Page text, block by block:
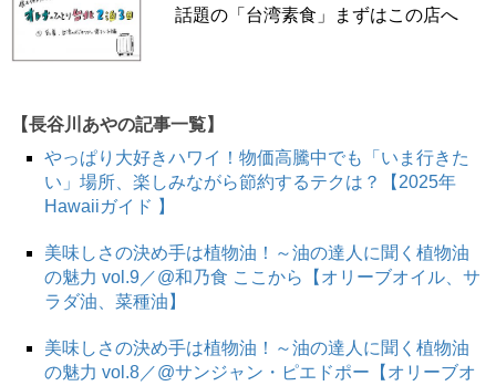
話題の「台湾素食」まずはこの店へ
【長谷川あやの記事一覧】
やっぱり大好きハワイ！物価高騰中でも「いま行きた
い」場所、楽しみながら節約するテクは？【2025年
Hawaiiガイド 】
美味しさの決め手は植物油！～油の達人に聞く植物油
の魅力 vol.9／@和乃食 ここから【オリーブオイル、サ
ラダ油、菜種油】
美味しさの決め手は植物油！～油の達人に聞く植物油
の魅力 vol.8／@サンジャン・ピエドポー【オリーブオ